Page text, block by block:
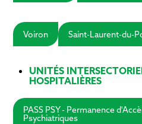
Voiron Saint-Laurent-du-
UNITÉS
HOSPITALIÈRES
PASS PSY - Permanence
Psychiatriques